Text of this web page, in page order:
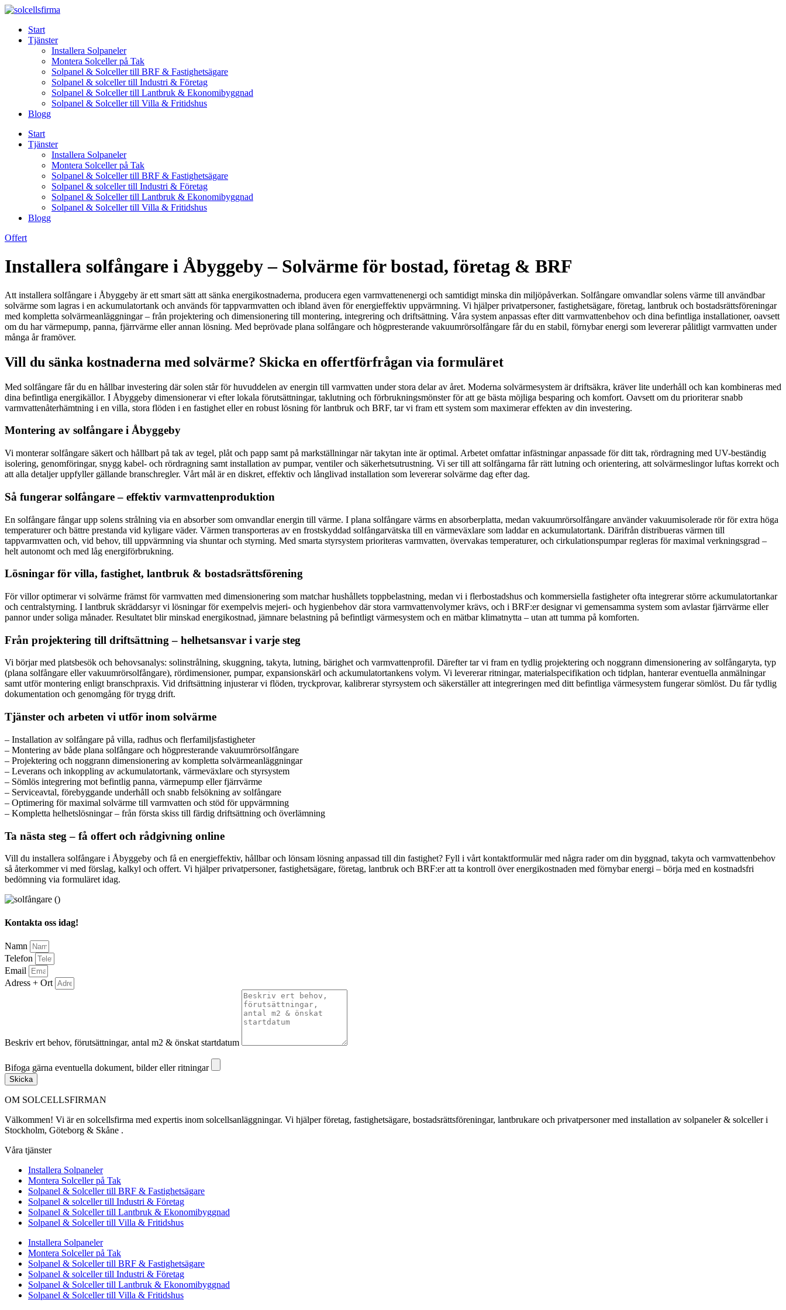
Skip
contentStart
Tjänster
Installera Solpaneler
Montera Solceller på Tak
Solpanel & Solceller till BRF & Fastighetsägare
Solpanel & solceller till Industri & Företag
Solpanel & Solceller till Lantbruk & Ekonomibyggnad
Solpanel & Solceller till Villa & Fritidshus
Blogg
Start
Tjänster
Installera Solpaneler
Montera Solceller på Tak
Solpanel & Solceller till BRF & Fastighetsägare
Solpanel & solceller till Industri & Företag
Solpanel & Solceller till Lantbruk & Ekonomibyggnad
Solpanel & Solceller till Villa & Fritidshus
Blogg
Offert
Installera solfångare i Åbyggeby – Solvärme för bostad, företag & BRF
Att installera solfångare i Åbyggeby är ett smart sätt att sänka energikostnaderna, producera egen varmvattenenergi och samtidigt minska din miljöpåverkan. Solfångare omvandlar solens värme till användbar
solvärme som lagras i en ackumulatortank och används för tappvarmvatten och ibland även för energieffektiv uppvärmning. Vi hjälper privatpersoner, fastighetsägare, företag, lantbruk och bostadsrättsföreningar
med kompletta solvärmeanläggningar – från projektering och dimensionering till montering, integrering och driftsättning. Våra system anpassas efter ditt varmvattenbehov och dina befintliga installationer, oavsett
om du har värmepump, panna, fjärrvärme eller annan lösning. Med beprövade plana solfångare och högpresterande vakuumrörsolfångare får du en stabil, förnybar energi som levererar pålitligt varmvatten under
många år framöver.
Vill du sänka kostnaderna med solvärme? Skicka en offertförfrågan via formuläret
Med solfångare får du en hållbar investering där solen står för huvuddelen av energin till varmvatten under stora delar av året. Moderna solvärmesystem är driftsäkra, kräver lite underhåll och kan kombineras med
dina befintliga energikällor. I Åbyggeby dimensionerar vi efter lokala förutsättningar, taklutning och förbrukningsmönster för att ge bästa möjliga besparing och komfort. Oavsett om du prioriterar snabb
varmvattenåterhämtning i en villa, stora flöden i en fastighet eller en robust lösning för lantbruk och BRF, tar vi fram ett system som maximerar effekten av din investering.
Montering av solfångare i Åbyggeby
Vi monterar solfångare säkert och hållbart på tak av tegel, plåt och papp samt på markställningar när takytan inte är optimal. Arbetet omfattar infästningar anpassade för ditt tak, rördragning med UV-beständig
isolering, genomföringar, snygg kabel- och rördragning samt installation av pumpar, ventiler och säkerhetsutrustning. Vi ser till att solfångarna får rätt lutning och orientering, att solvärmeslingor luftas korrekt och
att alla detaljer uppfyller gällande branschregler. Vårt mål är en diskret, effektiv och långlivad installation som levererar solvärme dag efter dag.
Så fungerar solfångare – effektiv varmvattenproduktion
En solfångare fångar upp solens strålning via en absorber som omvandlar energin till värme. I plana solfångare värms en absorberplatta, medan vakuumrörsolfångare använder vakuumisolerade rör för extra höga
temperaturer och bättre prestanda vid kyligare väder. Värmen transporteras av en frostskyddad solfångarvätska till en värmeväxlare som laddar en ackumulatortank. Därifrån distribueras värmen till
tappvarmvatten och, vid behov, till uppvärmning via shuntar och styrning. Med smarta styrsystem prioriteras varmvatten, övervakas temperaturer, och cirkulationspumpar regleras för maximal verkningsgrad –
helt autonomt och med låg energiförbrukning.
Lösningar för villa, fastighet, lantbruk & bostadsrättsförening
För villor optimerar vi solvärme främst för varmvatten med dimensionering som matchar hushållets toppbelastning, medan vi i flerbostadshus och kommersiella fastigheter ofta integrerar större ackumulatortankar
och centralstyrning. I lantbruk skräddarsyr vi lösningar för exempelvis mejeri- och hygienbehov där stora varmvattenvolymer krävs, och i BRF:er designar vi gemensamma system som avlastar fjärrvärme eller
pannor under soliga månader. Resultatet blir minskad energikostnad, jämnare belastning på befintligt värmesystem och en mätbar klimatnytta – utan att tumma på komforten.
Från projektering till driftsättning – helhetsansvar i varje steg
Vi börjar med platsbesök och behovsanalys: solinstrålning, skuggning, takyta, lutning, bärighet och varmvattenprofil. Därefter tar vi fram en tydlig projektering och noggrann dimensionering av solfångaryta, typ
(plana solfångare eller vakuumrörsolfångare), rördimensioner, pumpar, expansionskärl och ackumulatortankens volym. Vi levererar ritningar, materialspecifikation och tidplan, hanterar eventuella anmälningar
samt utför montering enligt branschpraxis. Vid driftsättning injusterar vi flöden, tryckprovar, kalibrerar styrsystem och säkerställer att integreringen med ditt befintliga värmesystem fungerar sömlöst. Du får tydlig
dokumentation och genomgång för trygg drift.
Tjänster och arbeten vi utför inom solvärme
– Installation av solfångare på villa, radhus och flerfamiljsfastigheter
– Montering av både plana solfångare och högpresterande vakuumrörsolfångare
– Projektering och noggrann dimensionering av kompletta solvärmeanläggningar
– Leverans och inkoppling av ackumulatortank, värmeväxlare och styrsystem
– Sömlös integrering mot befintlig panna, värmepump eller fjärrvärme
– Serviceavtal, förebyggande underhåll och snabb felsökning av solfångare
– Optimering för maximal solvärme till varmvatten och stöd för uppvärmning
– Kompletta helhetslösningar – från första skiss till färdig driftsättning och överlämning
Ta nästa steg – få offert och rådgivning online
Vill du installera solfångare i Åbyggeby och få en energieffektiv, hållbar och lönsam lösning anpassad till din fastighet? Fyll i vårt kontaktformulär med några rader om din byggnad, takyta och varmvattenbehov
så återkommer vi med förslag, kalkyl och offert. Vi hjälper privatpersoner, fastighetsägare, företag, lantbruk och BRF:er att ta kontroll över energikostnaden med förnybar energi – börja med en kostnadsfri
bedömning via formuläret idag.
Kontakta oss idag!
Namn
Telefon
Email
Adress + Ort
Beskriv ert behov, förutsättningar, antal m2 & önskat startdatum
Bifoga gärna eventuella dokument, bilder eller ritningar
Skicka
OM SOLCELLSFIRMAN
Välkommen! Vi är en solcellsfirma med expertis inom solcellsanläggningar. Vi hjälper företag, fastighetsägare, bostadsrättsföreningar, lantbrukare och privatpersoner med installation av solpaneler & solceller i
Stockholm, Göteborg & Skåne .
Våra tjänster
Installera Solpaneler
Montera Solceller på Tak
Solpanel & Solceller till BRF & Fastighetsägare
Solpanel & solceller till Industri & Företag
Solpanel & Solceller till Lantbruk & Ekonomibyggnad
Solpanel & Solceller till Villa & Fritidshus
Installera Solpaneler
Montera Solceller på Tak
Solpanel & Solceller till BRF & Fastighetsägare
Solpanel & solceller till Industri & Företag
Solpanel & Solceller till Lantbruk & Ekonomibyggnad
Solpanel & Solceller till Villa & Fritidshus